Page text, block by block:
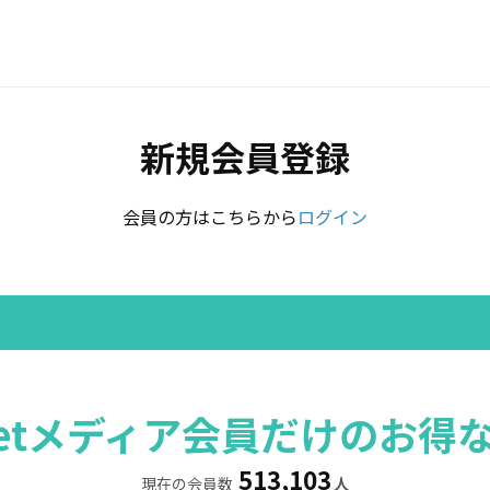
新規会員登録
会員の方はこちらからログイン
ディア会員だけのお得
現在の会員数 513,103人